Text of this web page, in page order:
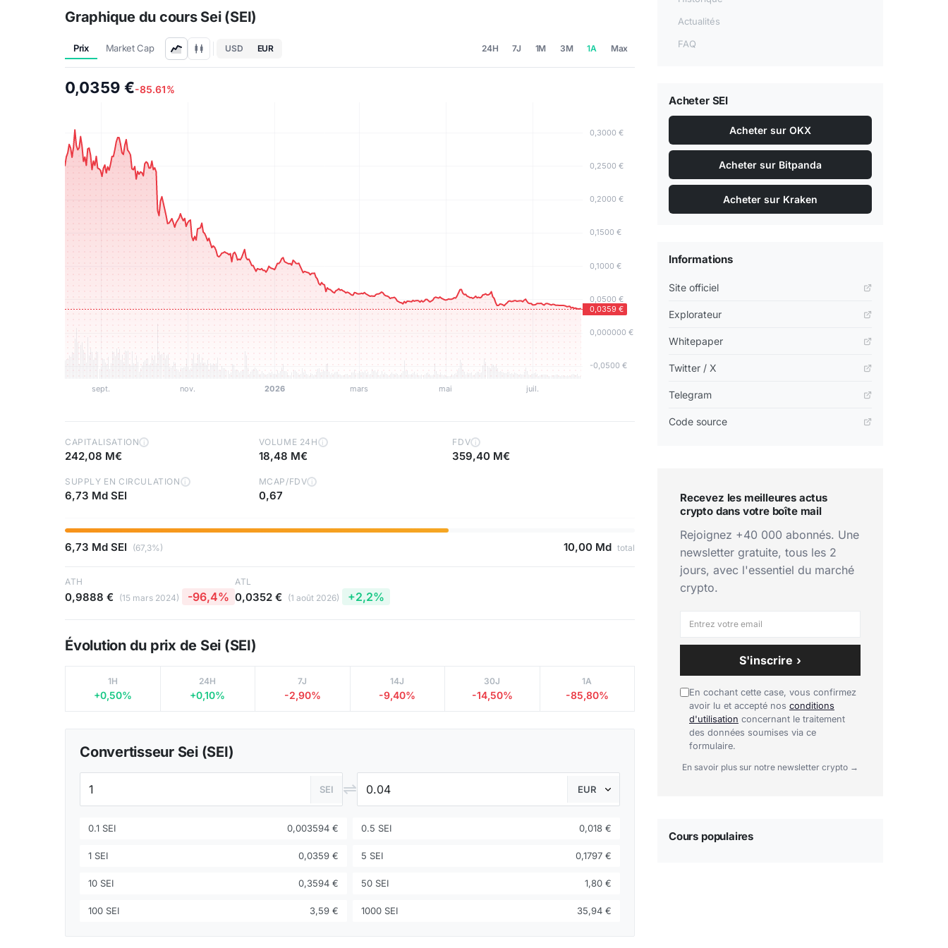
Graphique du cours Sei (SEI)
Prix Market Cap USD EUR 24H 7J 1M 3M 1A Max
0,0359 €-85.61%
CAPITALISATION i
242,08 M€
VOLUME 24H i
18,48 M€
FDV i
359,40 M€
SUPPLY EN CIRCULATION i
6,73 Md SEI
MCAP/FDV i
0,67
6,73 Md SEI (67,3%) 10,00 Md total
ATH
0,9888 € (15 mars 2024) -96,4%
ATL
0,0352 € (1 août 2026) +2,2%
Évolution du prix de Sei (SEI)
1H
+0,50%
24H
+0,10%
7J
-2,90%
14J
-9,40%
30J
-14,50%
1A
-85,80%
Convertisseur Sei (SEI)
SEI ⇌
0.1 SEI 0,003594 € 0.5 SEI 0,018 €
1 SEI 0,0359 € 5 SEI 0,1797 €
10 SEI 0,3594 € 50 SEI 1,80 €
100 SEI 3,59 € 1000 SEI 35,94 €
Actualités
FAQ
Acheter SEI
Acheter sur OKX
Acheter sur Bitpanda
Acheter sur Kraken
Informations
Site officiel
Explorateur
Whitepaper
Twitter / X
Telegram
Code source
Recevez les meilleures actus
crypto dans votre boîte mail
Rejoignez +40 000 abonnés. Une
newsletter gratuite, tous les 2
jours, avec l'essentiel du marché
crypto.
S'inscrire ›
En cochant cette case, vous confirmez
avoir lu et accepté nos conditions
d'utilisation concernant le traitement
des données soumises via ce
formulaire.
En savoir plus sur notre newsletter crypto →
Cours populaires